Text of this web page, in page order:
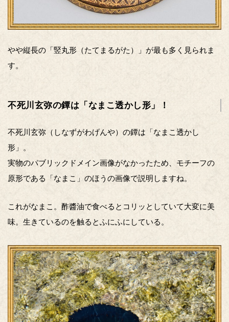
やや縦長の「竪丸形（たてまるがた）」が最も多く見られま
す。
不死川玄弥の鐔は「なまこ透かし形」！
不死川玄弥（しなずがわげんや）の鐔は「なまこ透かし
形」。
実物のパブリックドメイン画像がなかったため、モチーフの
原形である「なまこ」のほうの画像で説明しますね。
これがなまこ。酢醬油で食べるとコリッとしていて大変に美
味。生きているのを触るとふにふにしている。